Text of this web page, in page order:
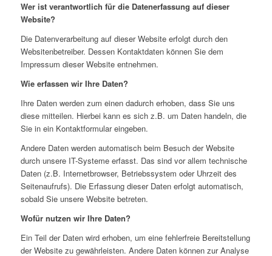
Wer ist verantwortlich für die Datenerfassung auf dieser
Website?
Die Datenverarbeitung auf dieser Website erfolgt durch den
Websitenbetreiber. Dessen Kontaktdaten können Sie dem
Impressum dieser Website entnehmen.
Wie erfassen wir Ihre Daten?
Ihre Daten werden zum einen dadurch erhoben, dass Sie uns
diese mitteilen. Hierbei kann es sich z.B. um Daten handeln, die
Sie in ein Kontaktformular eingeben.
Andere Daten werden automatisch beim Besuch der Website
durch unsere IT-Systeme erfasst. Das sind vor allem technische
Daten (z.B. Internetbrowser, Betriebssystem oder Uhrzeit des
Seitenaufrufs). Die Erfassung dieser Daten erfolgt automatisch,
sobald Sie unsere Website betreten.
Wofür nutzen wir Ihre Daten?
Ein Teil der Daten wird erhoben, um eine fehlerfreie Bereitstellung
der Website zu gewährleisten. Andere Daten können zur Analyse